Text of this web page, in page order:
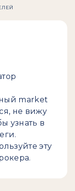
market
не вижу
узнать в
эту